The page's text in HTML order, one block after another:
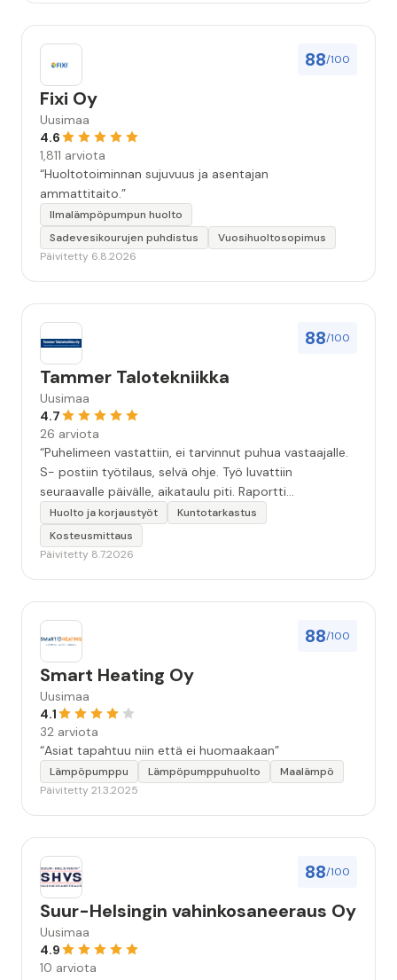
88/100
Fixi Oy
Uusimaa
4.6
1,811 arviota
“Huoltotoiminnan sujuvuus ja asentajan
ammattitaito.”
Ilmalämpöpumpun huolto
Sadevesikourujen puhdistus
Vuosihuoltosopimus
Päivitetty 6.8.2026
88/100
Tammer Talotekniikka
Uusimaa
4.7
26 arviota
“Puhelimeen vastattiin, ei tarvinnut puhua vastaajalle.
S- postiin työtilaus, selvä ohje. Työ luvattiin
seuraavalle päivälle, aikataulu piti. Raportti
kartoituksesta tuli vielä samana päivänä..Kattava
selvitys. Työn kuvaus havannoillistettiin selvästi.
Huolto ja korjaustyöt
Kuntotarkastus
Kosteusmittaus
Päivitetty 8.7.2026
88/100
Smart Heating Oy
Uusimaa
4.1
32 arviota
“Asiat tapahtuu niin että ei huomaakaan”
Lämpöpumppu Lämpöpumppuhuolto
Maalämpö
Päivitetty 21.3.2025
88/100
Suur-Helsingin vahinkosaneeraus Oy
Uusimaa
4.9
10 arviota